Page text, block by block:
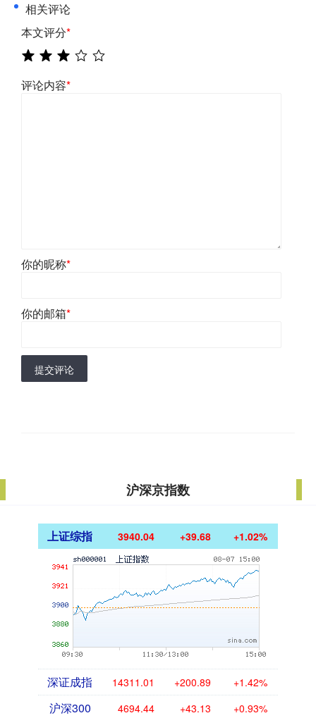
相关评论
本文评分*
评论内容*
你的昵称*
你的邮箱*
提交评论
沪深京指数
上证综指 3940.04 +39.68 +1.02%
深证成指 14311.01 +200.89 +1.42%
沪深300 4694.44 +43.13 +0.93%